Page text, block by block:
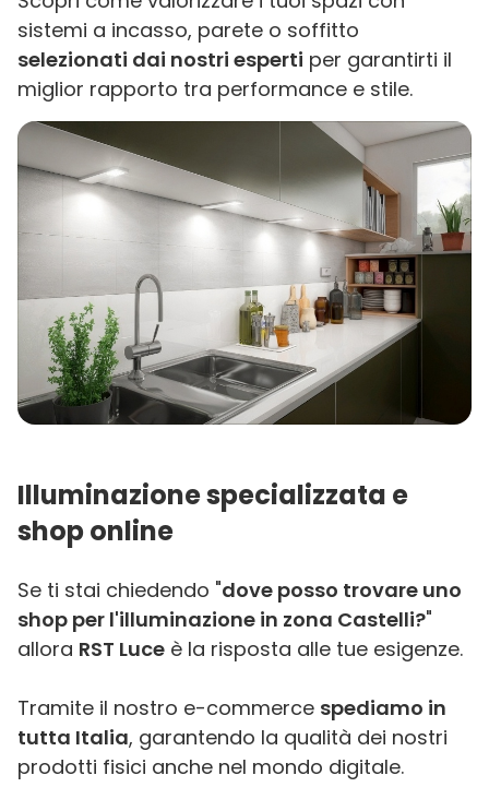
sistemi a incasso, parete o soffitto
selezionati dai nostri esperti per garantirti il
miglior rapporto tra performance e stile.
Illuminazione specializzata e
shop online
Se ti stai chiedendo "dove posso trovare uno
shop per l'illuminazione in zona Castelli?"
allora RST Luce è la risposta alle tue esigenze.
Tramite il nostro e-commerce spediamo in
tutta Italia, garantendo la qualità dei nostri
prodotti fisici anche nel mondo digitale.